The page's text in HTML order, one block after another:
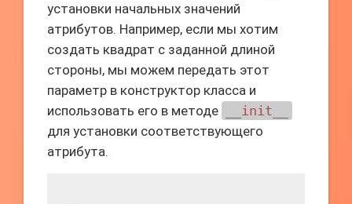
установки начальных значений
атрибутов. Например, если мы хотим
создать квадрат с заданной длиной
стороны, мы можем передать этот
параметр в конструктор класса и
использовать его в методе
__init__
для установки соответствующего
атрибута.